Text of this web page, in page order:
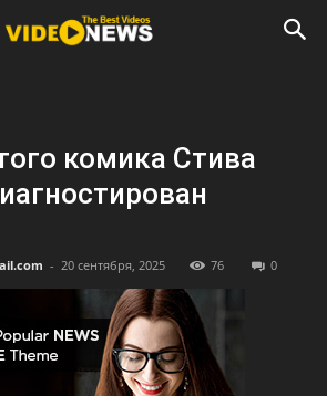
комика Стива
- 20 сентября, 2025 76 0